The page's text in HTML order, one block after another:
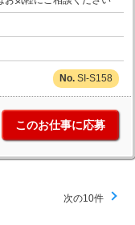
SI-S158
このお仕事に応募
次の10件